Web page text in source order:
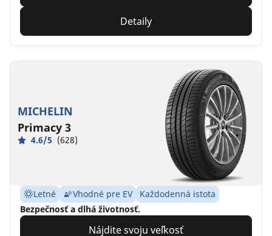
Detaily
MICHELIN
Primacy 3
4.6/5 (628)
Letné Vhodné pre EV
Každodenná istota
Bezpečnosť a dlhá životnosť.
Nájdite svoju veľkosť